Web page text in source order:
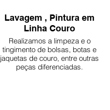
Lavagem , Pintura em
Linha Couro
Realizamos a limpeza e o
tingimento de bolsas, botas e
jaquetas de couro, entre outras
peças diferenciadas.